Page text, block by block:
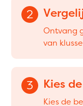
2
Ontvang
van
3 Kies
Kies de